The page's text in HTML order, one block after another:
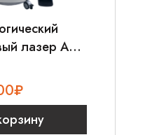
лазер AMI
₽